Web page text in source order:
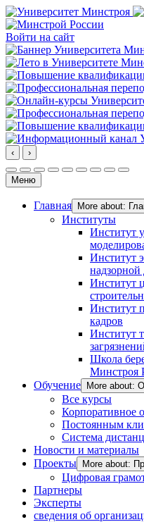
Войти на сайт
‹ ›
Меню
Главная More about:
Институты
Институт
Институт
надзорной
Институт
Институт
кадров
Институт
Школа
Минстроя
Обучение
More about:
Все курсы
Корпоративное
Постоянным
Система
Новости и материалы
Проекты
More about:
Цифровая
Партнеры
Эксперты
сведения об